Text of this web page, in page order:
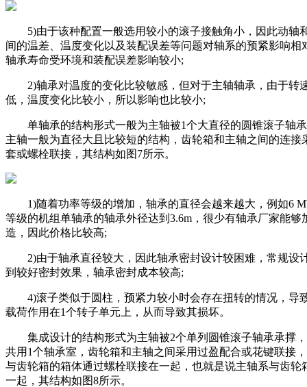
5)由于该种配置一般选用较小的滚子接触角小，因此动轴
间的温差、温度变化以及装配误差等问题对轴系的预紧影响相
轴承寿命受环境和装配误差影响较小;
2)轴承对温度的变化比较敏感，但对于主轴轴承，由于转
低，温度变化比较小，所以影响也比较小;
单轴承的结构形式一般为主轴被1个大直径的圆锥滚子轴
主轴一般为直径大且比较短的结构，齿轮箱和主轴之间的连接
套或螺栓联接，其结构如图7所示。
1)随着功率等级的增加，轴承的直径会越来越大，例如6
等级的机组单轴承的轴承外径达到3.6m，很少有轴承厂家能够
造，因此价格比较高;
2)由于轴承直径较大，因此轴承密封设计较困难，常规设
到较好密封效果，轴承密封成本较高;
4)滚子类似于圆柱，预紧力较小时会存在扭转的情况，导
载荷作用在1个转子单元上，从而导致其损坏。
集成设计的结构形式为主轴被2个单列圆锥滚子轴承承撑
共用1个轴承室，齿轮箱和主轴之间采用过盈配合或花键联接
与齿轮箱的箱体通过螺栓联接在一起，也就是说主轴系与齿轮
一起，其结构如图8所示。